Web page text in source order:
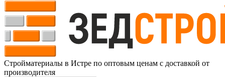
Стройматериалы в Истре по оптовым ценам с доставкой от
производителя